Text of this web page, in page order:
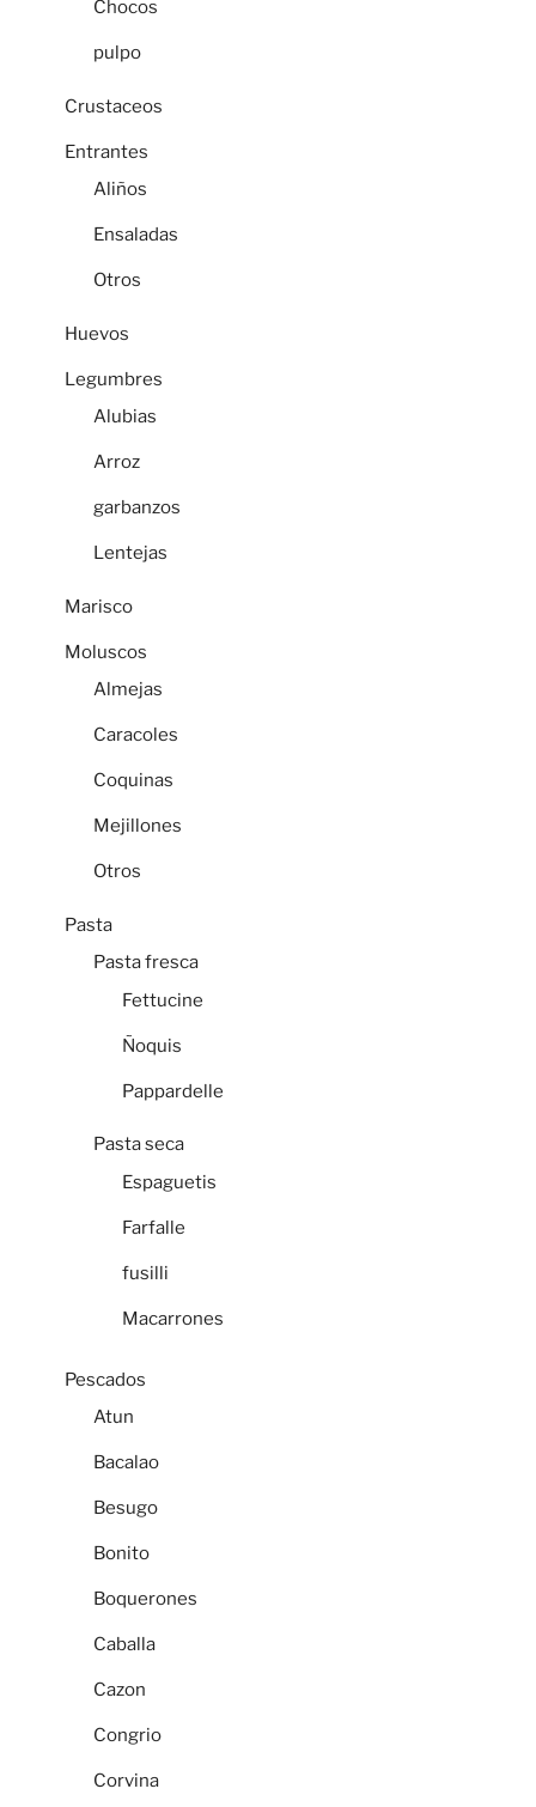
Chocos
pulpo
Crustaceos
Entrantes
Aliños
Ensaladas
Otros
Huevos
Legumbres
Alubias
Arroz
garbanzos
Lentejas
Marisco
Moluscos
Almejas
Caracoles
Coquinas
Mejillones
Otros
Pasta
Pasta fresca
Fettucine
Ñoquis
Pappardelle
Pasta seca
Espaguetis
Farfalle
fusilli
Macarrones
Pescados
Atun
Bacalao
Besugo
Bonito
Boquerones
Caballa
Cazon
Congrio
Corvina